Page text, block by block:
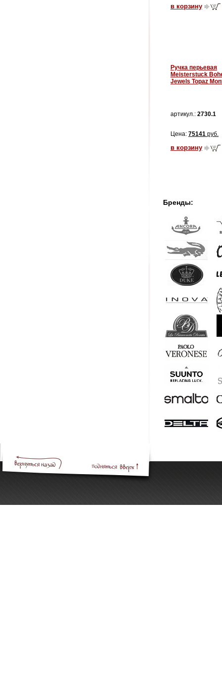
в корзину
Ручка перьевая
Meisterstuck
Jewels Topaz
артикул.: 2730.1
Цена: 75141 руб.
в корзину
Бренды: